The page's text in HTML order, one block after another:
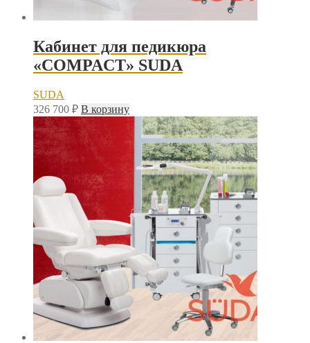
Кабинет для педикюра
«COMPACT» SUDA
SUDA
326 700 ₽ В корзину